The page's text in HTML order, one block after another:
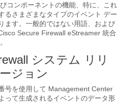
コンポーネントの機能、特に、これ
るさまざまなタイプのイベント デー
ます。一般的ではない用語、および
Secure Firewall eStreamer 統合
システム リリ
ジョン
号を使用して Management Center
って生成されるイベントのデータ形